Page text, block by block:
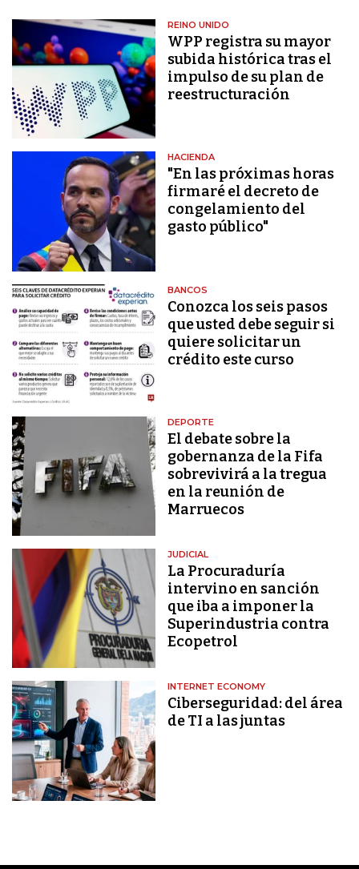
REINO UNIDO
WPP registra su mayor
subida histórica tras el
impulso de su plan de
reestructuración
HACIENDA
"En las próximas horas
firmaré el decreto de
congelamiento del
gasto público"
BANCOS
Conozca los seis pasos
que usted debe seguir si
quiere solicitar un
crédito este curso
DEPORTE
El debate sobre la
gobernanza de la Fifa
sobrevivirá a la tregua
en la reunión de
Marruecos
JUDICIAL
La Procuraduría
intervino en sanción
que iba a imponer la
Superindustria contra
Ecopetrol
INTERNET ECONOMY
Ciberseguridad: del área
de TI a las juntas